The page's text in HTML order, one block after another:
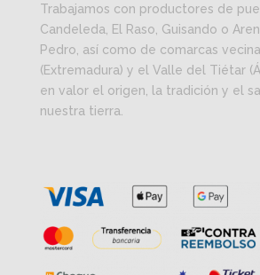
Trabajamos con productores de
Candeleda, El Raso, Guisando o
Pedro, así como de comarcas
(Extremadura) y el Valle del Tiétar
en valor el origen, la tradición y el
nuestra tierra.